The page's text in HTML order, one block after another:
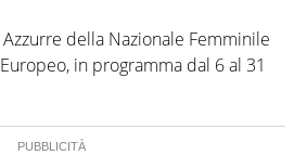
della Nazionale Femminile
in programma dal 6 al 31